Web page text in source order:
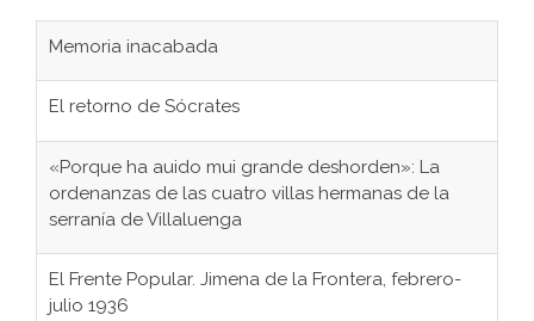
Memoria inacabada
El retorno de Sócrates
«Porque ha auido mui grande deshorden»: La
ordenanzas de las cuatro villas hermanas de la
serranía de Villaluenga
El Frente Popular. Jimena de la Frontera, febrero-
julio 1936